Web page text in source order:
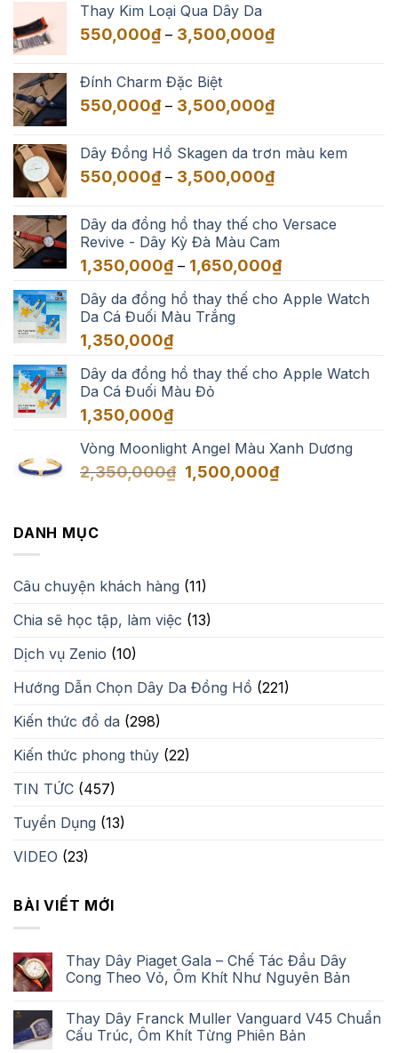
Thay Kim Loại Qua Dây Da
550,000₫ – 3,500,000₫Khoảng
đến
Đính Charm Đặc Biệt
550,000₫ – 3,500,000₫Khoảng
550,000₫
đến
Dây Đồng Hồ Skagen da trơn màu kem
550,000₫ – 3,500,000₫Khoảng
550,000₫
đến
3,500,000₫
Dây da đồng hồ thay thế cho Versace
Revive - Dây Kỳ Đà Màu Cam
1,350,000₫ – 1,650,000₫Khoảng
từ
Dây da đồng hồ thay thế cho Apple Watch
Da Cá Đuối Màu Trắng
1,350,000₫
Dây da đồng hồ thay thế cho Apple Watch
Da Cá Đuối Màu Đỏ
1,350,000₫
Vòng Moonlight Angel Màu Xanh Dương
2,350,000₫ Giá
1,500,000₫Giá
DANH MỤC
Câu chuyện khách hàng (11)
Chia sẽ học tập, làm việc (13)
Dịch vụ Zenio (10)
Hướng Dẫn Chọn Dây Da Đồng Hồ (221)
Kiến thức đồ da (298)
Kiến thức phong thủy (22)
TIN TỨC (457)
Tuyển Dụng (13)
VIDEO (23)
BÀI VIẾT MỚI
Thay Dây Piaget Gala – Chế Tác Đầu Dây
Cong Theo Vỏ, Ôm Khít Như Nguyên Bản
Thay Dây Franck Muller Vanguard V45 Chuẩn
Cấu Trúc, Ôm Khít Từng Phiên Bản